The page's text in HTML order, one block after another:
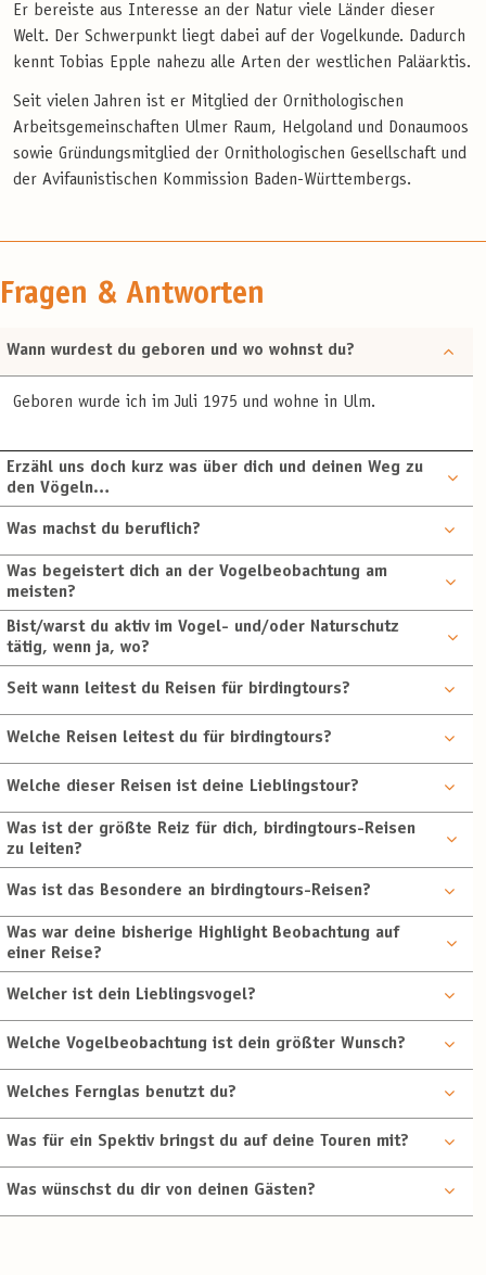
Er bereiste aus Interesse an der Natur viele Länder dieser
Welt. Der Schwerpunkt liegt dabei auf der Vogelkunde. Dadurch
kennt Tobias Epple nahezu alle Arten der westlichen Paläarktis.
Seit vielen Jahren ist er Mitglied der Ornithologischen
Arbeitsgemeinschaften Ulmer Raum, Helgoland und Donaumoos
sowie Gründungsmitglied der Ornithologischen Gesellschaft und
der Avifaunistischen Kommission Baden-Württembergs.
Fragen & Antworten
Wann wurdest du geboren und wo wohnst du?
Geboren wurde ich im Juli 1975 und wohne in Ulm.
Erzähl uns doch kurz was über dich und deinen Weg zu
den Vögeln…
Was machst du beruflich?
Was begeistert dich an der Vogelbeobachtung am
meisten?
Bist/warst du aktiv im Vogel- und/oder Naturschutz
tätig, wenn ja, wo?
Seit wann leitest du Reisen für birdingtours?
Welche Reisen leitest du für birdingtours?
Welche dieser Reisen ist deine Lieblingstour?
Was ist der größte Reiz für dich, birdingtours-Reisen
zu leiten?
Was ist das Besondere an birdingtours-Reisen?
Was war deine bisherige Highlight Beobachtung auf
einer Reise?
Welcher ist dein Lieblingsvogel?
Welche Vogelbeobachtung ist dein größter Wunsch?
Welches Fernglas benutzt du?
Was für ein Spektiv bringst du auf deine Touren mit?
Was wünschst du dir von deinen Gästen?